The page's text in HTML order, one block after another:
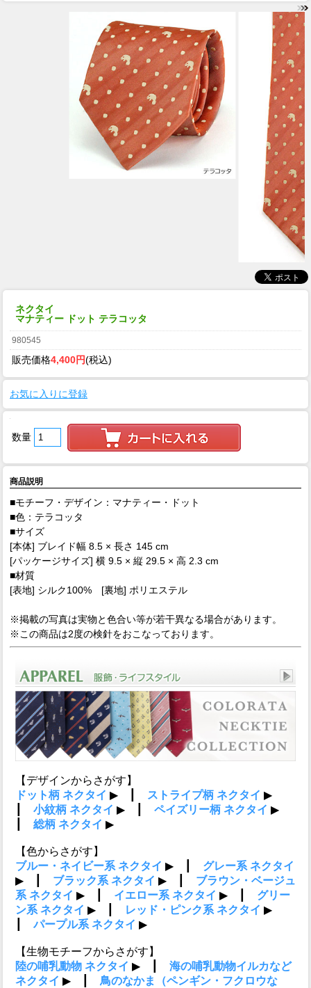
ネクタイ
マナティー ドット テラコッタ
980545
販売価格4,400円(税込)
お気に入りに登録
数量
商品説明
■モチーフ・デザイン：マナティー・ドット
■色：テラコッタ
■サイズ
[本体] ブレイド幅 8.5 × 長さ 145 cm
[パッケージサイズ] 横 9.5 × 縦 29.5 × 高 2.3 cm
■材質
[表地] シルク100% [裏地] ポリエステル
※掲載の写真は実物と色合い等が若干異なる場合があります。
※この商品は2度の検針をおこなっております。